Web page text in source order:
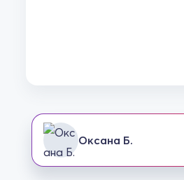
Оксана Б.